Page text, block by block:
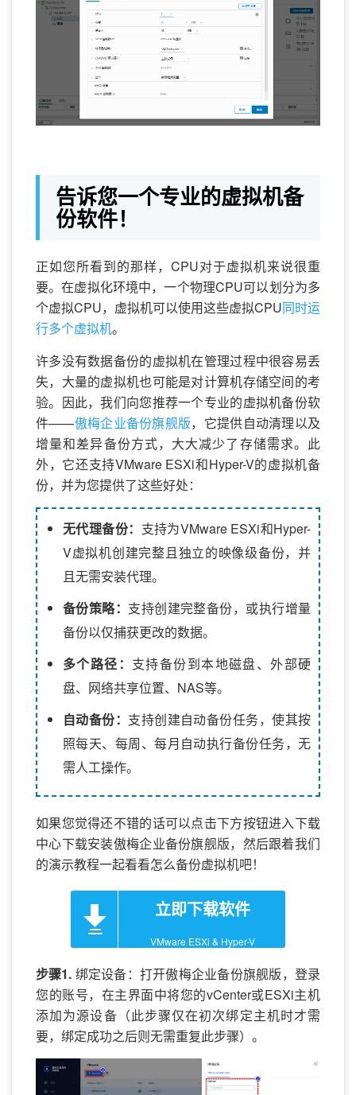
告诉您一个专业的虚拟机备
份软件！
正如您所看到的那样，CPU对于虚拟机来说很重
要。在虚拟化环境中，一个物理CPU可以划分为多
个虚拟CPU，虚拟机可以使用这些虚拟CPU同时运
行多个虚拟机。
许多没有数据备份的虚拟机在管理过程中很容易丢
失，大量的虚拟机也可能是对计算机存储空间的考
验。因此，我们向您推荐一个专业的虚拟机备份软
件——傲梅企业备份旗舰版，它提供自动清理以及
增量和差异备份方式，大大减少了存储需求。此
外，它还支持VMware ESXi和Hyper-V的虚拟机备
份，并为您提供了这些好处：
无代理备份： 支持为VMware ESXi和Hyper-
V虚拟机创建完整且独立的映像级备份，并
且无需安装代理。
备份策略： 支持创建完整备份，或执行增量
备份以仅捕获更改的数据。
多个路径： 支持备份到本地磁盘、外部硬
盘、网络共享位置、NAS等。
自动备份： 支持创建自动备份任务，使其按
照每天、每周、每月自动执行备份任务，无
需人工操作。
如果您觉得还不错的话可以点击下方按钮进入下载
中心下载安装傲梅企业备份旗舰版，然后跟着我们
的演示教程一起看看怎么备份虚拟机吧！
立即下载软件
VMware ESXi & Hyper-V
步骤1. 绑定设备：打开傲梅企业备份旗舰版，登录
您的账号，在主界面中将您的vCenter或ESXi主机
添加为源设备（此步骤仅在初次绑定主机时才需
要，绑定成功之后则无需重复此步骤）。